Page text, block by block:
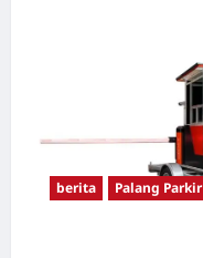
berita Palang Parkir